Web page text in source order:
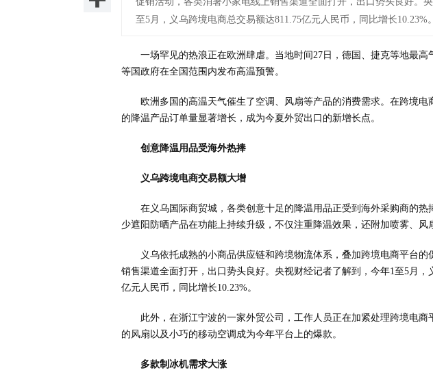
至5月，义乌跨境电商总交易额达811.75亿元人民币，同比增长10.23%。
一场罕见的热浪正在欧洲肆虐。当地时间27日，德国、捷克等地最高
等国政府在全国范围内发布高温预警。
欧洲多国的高温天气催生了空调、风扇等产品的消费需求。在跨境电
的降温产品订单量显著增长，成为今夏外贸出口的新增长点。
创意降温用品受海外热捧
义乌跨境电商交易额大增
在义乌国际商贸城，各类创意十足的降温用品正受到海外采购商的热
少遮阳防晒产品在功能上持续升级，不仅注重降温效果，还附加喷雾、风
义乌依托成熟的小商品供应链和跨境物流体系，叠加跨境电商平台
销售渠道全面打开，出口势头良好。央视财经记者了解到，今年1至5月，
亿元人民币，同比增长10.23%。
此外，在浙江宁波的一家外贸公司，工作人员正在加紧处理跨境电
的风扇以及小巧的移动空调成为今年平台上的爆款。
多款制冰机需求大涨